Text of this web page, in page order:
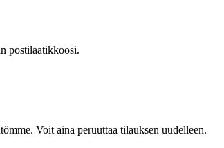
postilaatikkoosi.
Voit aina peruuttaa tilauksen uudelleen.